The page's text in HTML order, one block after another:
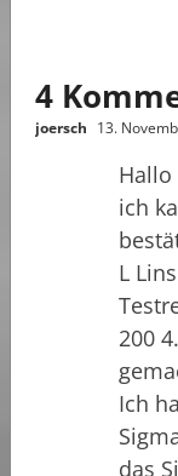
4
joersch 13.
Hallo
ich
L
200
Ich
das